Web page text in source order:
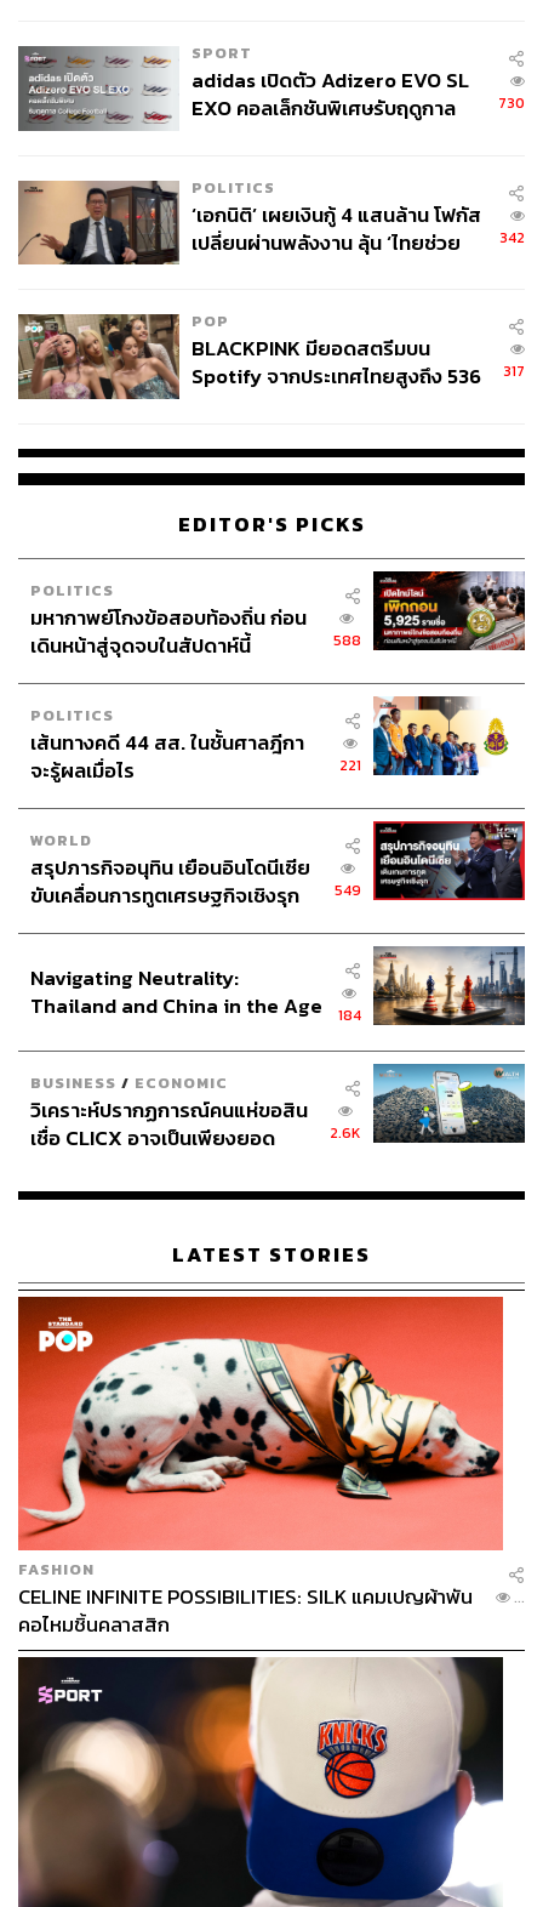
กู้ยืมเงิน ซึ่งท้ายที่สุดภาระหนี้สินจากการกู้เงินจะตกอยู่กับ
ประชาชนทุกคน
อย่างไรก็ตาม เรื่องของอัตราการจัดเก็บและความเหมาะสม
ความคิดเห็นต่อไป
เก็บต่างชาติ 300 บาท
ในส่วนของนโยบายที่อยู่ในอำนาจของกระทรวงการท่อง
การท่องเที่ยวไทย จากนักท่องเที่ยวชาวต่างชาติ หรือที่มัก
เรียกกันติดปากว่า ‘ค่าเหยียบแผ่นดิน’ ซึ่ง รมว.ท่องเที่ยวฯ ย้ำ
ว่า ไม่อยากให้ใช้คำว่าภาษีเหยียบแผ่นดิน เพราะรายได้ส่วน
นี้จะถูกนำเข้ากองทุนฯ อย่างชัดเจน
สำหรับอัตราจัดเก็บที่ 300 บาทต่อคนนั้น เป็นตัวเลขจากการ
ศึกษาเมื่อประมาณ 7-8 ปีที่แล้ว ซึ่งขณะนี้กระทรวงฯ กำลังตั้ง
คณะทำงานเพื่อศึกษารูปแบบ วิธีการจัดเก็บที่สะดวกสบายไม่
กระทบความรู้สึกนักท่องเที่ยว และอัตราที่เหมาะสมที่สุด โดย
คาดว่าจะมีความชัดเจนในช่วงไตรมาส 2 นี้
ลุยทำประกันสุขภาพ-ยกระดับโครงสร้างพื้นฐาน
การท่องเที่ยว
จัดทำประกันภัยให้กับนักท่องเที่ยวต่างชาติทุกคน เพื่อ
ภาระงบประมาณด้านสาธารณสุขของประเทศ
เนื่องจากที่ผ่านมามีนักท่องเที่ยวต่างชาติจำนวนมากที่
เข้ามาใช้สิทธิรักษาพยาบาลฟรีจนเป็นภาระของโรง
พยาบาลรัฐ
สะอาดและได้มาตรฐานรองรับผู้พิการ, การบริหาร
จัดการขยะและสิ่งแวดล้อมในเมืองท่องเที่ยวหลัก (เช่น
ภูเก็ต) เพื่อลดภาระขององค์กรปกครองส่วนท้องถิ่น,
ตลอดจนสนับสนุนการทำงานของตำรวจท่องเที่ยวและ
อาสาสมัครเพื่อดูแลความปลอดภัย
ประเด็นนี้ ทางฝั่ง ATTA เองก็มีความเข้าใจและไม่ได้คัดค้าน
เนื่องจากมองเห็นถึงประโยชน์ในการสร้างสมดุลระหว่างการ
ท่องเที่ยวขาเข้า (Inbound) และขาออก (Outbound) รวมถึง
เม็ดเงินที่จะถูกนำมาใช้เพื่อยกระดับอุตสาหกรรมการท่อง
เที่ยวของไทยอย่างแท้จริง
KResearch แนะรัฐพิจารณาจังหวะเวลาอีกครั้ง
เสนอเก็บเป็นขั้นบันได
เกวลิน หวังพิชญสุข รองกรรมการผู้จัดการ บริษัท ศูนย์วิจัย
กสิกรไทย จำกัด (KResearch) กล่าวกับ THE STANDARD
WEALTH โดยระบุว่า แม้ว่าตามแผนระยะปานกลาง รัฐบาล
จะวางแผนจัดเก็บภาษีการเดินทางออกนอกราชอาณาจักร
ในปีงบประมาณ 2570 (เริ่มประมาณเดือนตุลาคมปี 2569)
อย่างไรก็ตาม ในปัจจุบัน กลับมีสถานการณ์ความขัดแย้งใน
SPORT
adidas เปิดตัว Adizero EVO SL
EXO คอลเล็กชันพิเศษรับฤดูกาล
730
POLITICS
‘เอกนิติ’ เผยเงินกู้ 4 แสนล้าน โฟกัส
เปลี่ยนผ่านพลังงาน ลุ้น ‘ไทยช่วย
342
POP
BLACKPINK มียอดสตรีมบน
Spotify จากประเทศไทยสูงถึง 536
317
EDITOR'S PICKS
POLITICS
มหากาพย์โกงข้อสอบท้องถิ่น ก่อน
เดินหน้าสู่จุดจบในสัปดาห์นี้
588
POLITICS
เส้นทางคดี 44 สส. ในชั้นศาลฎีกา
จะรู้ผลเมื่อไร
221
WORLD
สรุปภารกิจอนุทิน เยือนอินโดนีเซีย
ขับเคลื่อนการทูตเศรษฐกิจเชิงรุก
549
Navigating Neutrality:
Thailand and China in the Age
184
BUSINESS / ECONOMIC
วิเคราะห์ปรากฏการณ์คนแห่ขอสิน
เชื่อ CLICX อาจเป็นเพียงยอด
เรือนไทยที่ถูกซุกไว้
2.6K
LATEST STORIES
FASHION
CELINE INFINITE POSSIBILITIES: SILK แคมเปญผ้าพัน
คอไหมชิ้นคลาสสิก
...